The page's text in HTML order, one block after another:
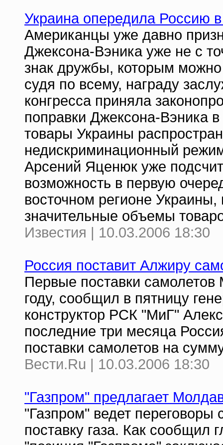
Украина опередила Россию
Американцы уже давно
Джексона-Вэника уже не с
знак дружбы, которым можно
судя по всему, награду
конгресса приняла
поправки Джексона-Вэника
товары Украины
недискриминационный
Арсений Яценюк уже
возможность в первую
восточном регионе
значительные объемы
Известия | 10.03.2006 18:30
Россия поставит Алжиру
Первые поставки
году, сообщил в пятницу
конструктор РСК "МиГ"
последние три месяца
поставки самолетов на
Вести.Ru | 10.03.2006 18:30
"Газпром" предлагает
"Газпром" ведет
поставку газа. Как сообщил